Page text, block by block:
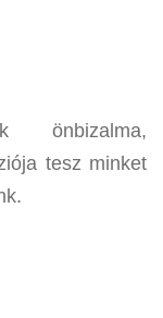
önbizalma,
tesz minket